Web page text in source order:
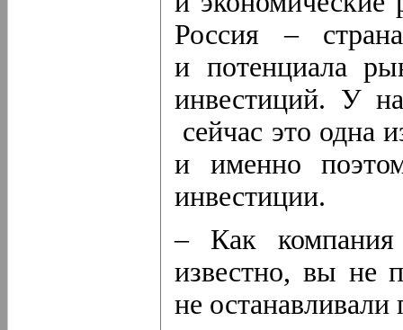
Россия –
и потенциала
инвестиций. У
сейчас это одна
и именно
инвестиции.
– Как компания
известно, вы не
не